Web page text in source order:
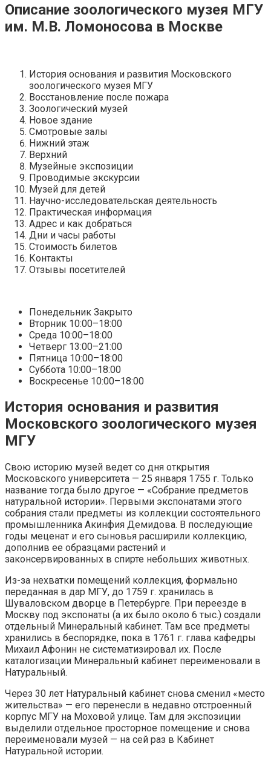
Описание зоологического музея МГУ
им. М.В. Ломоносова в Москве
История основания и развития Московского
зоологического музея МГУ
Восстановление после пожара
Зоологический музей
Новое здание
Смотровые залы
Нижний этаж
Верхний
Музейные экспозиции
Проводимые экскурсии
Музей для детей
Научно-исследовательская деятельность
Практическая информация
Адрес и как добраться
Дни и часы работы
Стоимость билетов
Контакты
Отзывы посетителей
Понедельник Закрыто
Вторник 10:00–18:00
Среда 10:00–18:00
Четверг 13:00–21:00
Пятница 10:00–18:00
Суббота 10:00–18:00
Воскресенье 10:00–18:00
История основания и развития
Московского зоологического музея
МГУ
Свою историю музей ведет со дня открытия
Московского университета — 25 января 1755 г. Только
название тогда было другое — «Собрание предметов
натуральной истории». Первыми экспонатами этого
собрания стали предметы из коллекции состоятельного
промышленника Акинфия Демидова. В последующие
годы меценат и его сыновья расширили коллекцию,
дополнив ее образцами растений и
законсервированных в спирте небольших животных.
Из-за нехватки помещений коллекция, формально
переданная в дар МГУ, до 1759 г. хранилась в
Шуваловском дворце в Петербурге. При переезде в
Москву под экспонаты (а их было около 6 тыс.) создали
отдельный Минеральный кабинет. Там все предметы
хранились в беспорядке, пока в 1761 г. глава кафедры
Михаил Афонин не систематизировал их. После
каталогизации Минеральный кабинет переименовали в
Натуральный.
Через 30 лет Натуральный кабинет снова сменил «место
жительства» — его перенесли в недавно отстроенный
корпус МГУ на Моховой улице. Там для экспозиции
выделили отдельное просторное помещение и снова
переименовали музей — на сей раз в Кабинет
Натуральной истории.